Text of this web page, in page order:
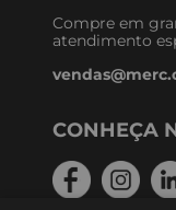
Compre em
atendimento
CONHEÇA